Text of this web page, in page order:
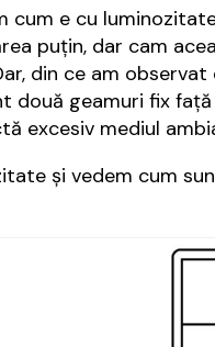
cum e cu
puțin, dar cam
din ce am
două geamuri fix
excesiv mediul
și vedem cum